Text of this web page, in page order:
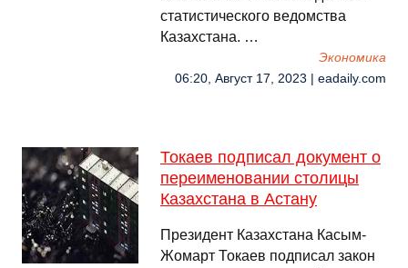
статистического ведомства
Казахстана. …
Экономика
06:20, Август 17, 2023 | eadaily.com
Токаев подписал документ о
переименовании столицы
Казахстана в Астану
Президент Казахстана Касым-
Жомарт Токаев подписал закон